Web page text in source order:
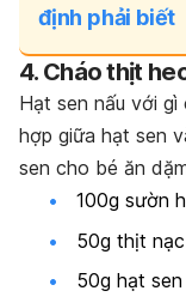
định phải biết
4. Cháo thịt
Hạt sen nấu với
hợp giữa hạt sen
sen cho bé ăn
100g sườn
50g thịt nạc
50g hạt